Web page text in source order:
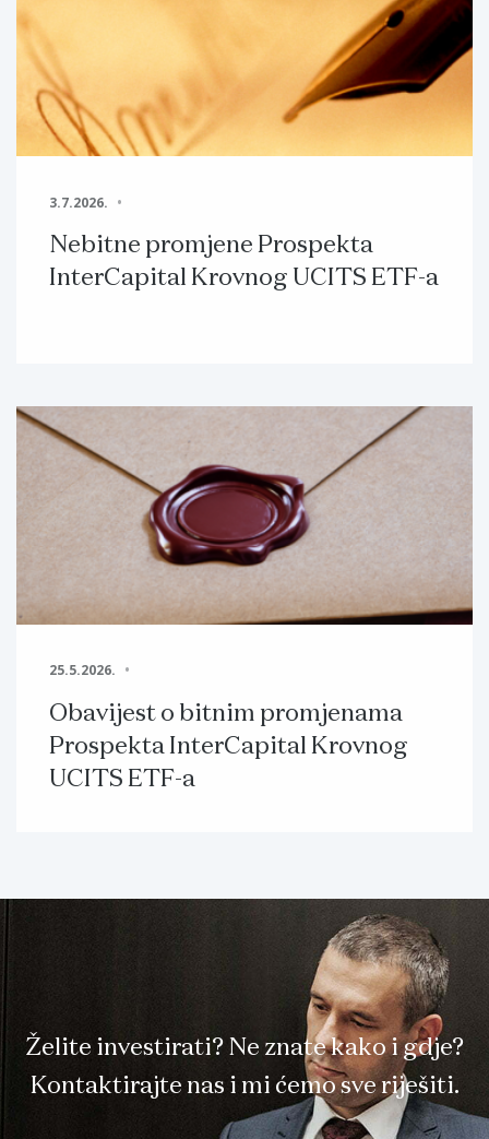
3.7.2026.
Nebitne promjene Prospekta
InterCapital Krovnog UCITS ETF-a
25.5.2026.
Obavijest o bitnim promjenama
Prospekta InterCapital Krovnog
UCITS ETF-a
Želite investirati? Ne znate kako i gdje?
Kontaktirajte nas i mi ćemo sve riješiti.